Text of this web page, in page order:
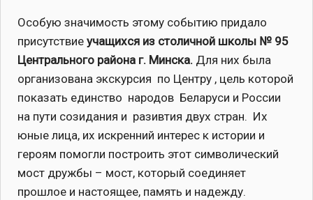
Особую значимость этому событию придало
присутствие учащихся из столичной школы № 95
Центрального района г. Минска. Для них была
организована экскурсия по Центру , цель которой
показать единство народов Беларуси и России
на пути созидания и разивтия двух стран. Их
юные лица, их искренний интерес к истории и
героям помогли построить этот символический
мост дружбы – мост, который соединяет
прошлое и настоящее, память и надежду.